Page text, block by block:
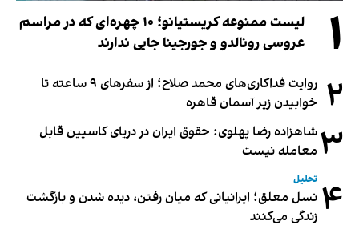
۱
لیست ممنوعه کریستیانو؛ ۱۰ چهره‌ای که در مراسم
عروسی رونالدو و جورجینا جایی ندارند
۲
روایت فداکاری‌های محمد صلاح؛ از سفرهای ۹ ساعته تا
خوابیدن زیر آسمان قاهره
۳شاهزاده رضا پهلوی: حقوق ایران در دریای کاسپین قابل
معامله نیست
۴ تحلیل
نسل معلق؛ ایرانیانی که میان رفتن، دیده شدن و بازگشت
زندگی می‌کنند